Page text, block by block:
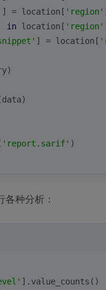
] = location[ 'region'
in location[ 'region'
] = location[
'report.sarif' )
种分析：
].value_counts()